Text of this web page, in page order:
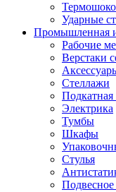
Ударные
Промышленная и
Рабочие
Верстаки
Стеллажи
Подкатная
Электрика
Тумбы
Шкафы
Стулья
Подвесное